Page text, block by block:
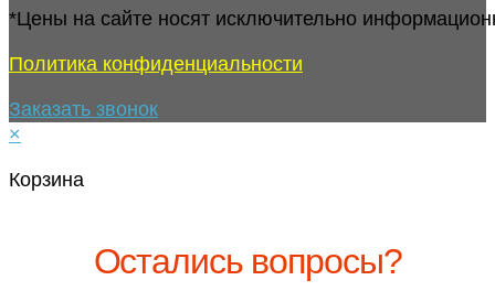
*Цены на сайте носят исключительно
Политика конфиденциальности
Заказать звонок
×
Корзина
Остались вопросы?